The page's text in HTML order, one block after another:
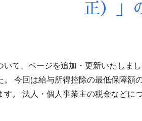
正）」
て、ページを追加・更新いたしま
今回は給与所得控除の最低保障
す。 法人・個人事業主の税金などに